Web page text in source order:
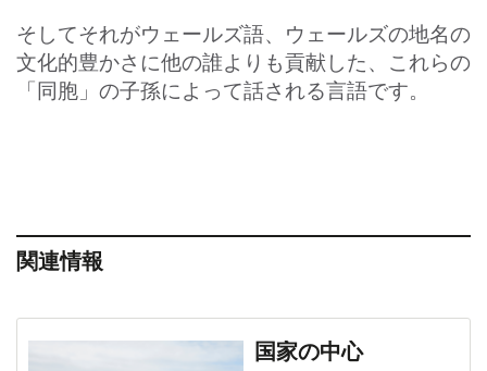
そしてそれがウェールズ語、ウェールズの地名の
文化的豊かさに他の誰よりも貢献した、これらの
「同胞」の子孫によって話される言語です。
関連情報
国家の中心